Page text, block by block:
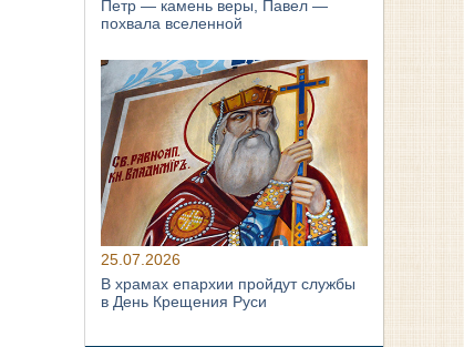
Петр — камень веры, Павел —
похвала вселенной
25.07.2026
В храмах епархии пройдут службы
в День Крещения Руси